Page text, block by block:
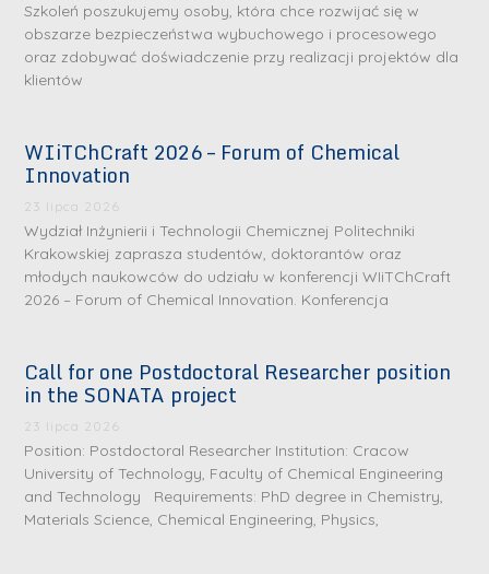
Szkoleń poszukujemy osoby, która chce rozwijać się w
obszarze bezpieczeństwa wybuchowego i procesowego
oraz zdobywać doświadczenie przy realizacji projektów dla
klientów
WIiTChCraft 2026 – Forum of Chemical
Innovation
23 lipca 2026
Wydział Inżynierii i Technologii Chemicznej Politechniki
Krakowskiej zaprasza studentów, doktorantów oraz
młodych naukowców do udziału w konferencji WIiTChCraft
2026 – Forum of Chemical Innovation. Konferencja
Call for one Postdoctoral Researcher position
in the SONATA project
23 lipca 2026
Position: Postdoctoral Researcher Institution: Cracow
University of Technology, Faculty of Chemical Engineering
and Technology Requirements: PhD degree in Chemistry,
Materials Science, Chemical Engineering, Physics,